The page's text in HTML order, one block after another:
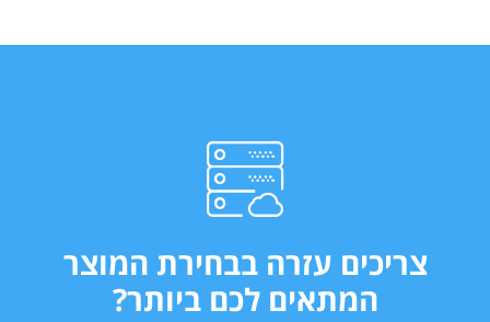
צריכים עזרה בבחירת המוצר
המתאים לכם ביותר?